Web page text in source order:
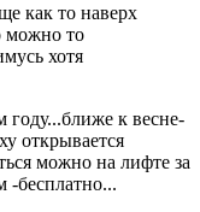
как то наверх
можно то
хотя
к весне-
открывается
можно на лифте за
бесплатно...